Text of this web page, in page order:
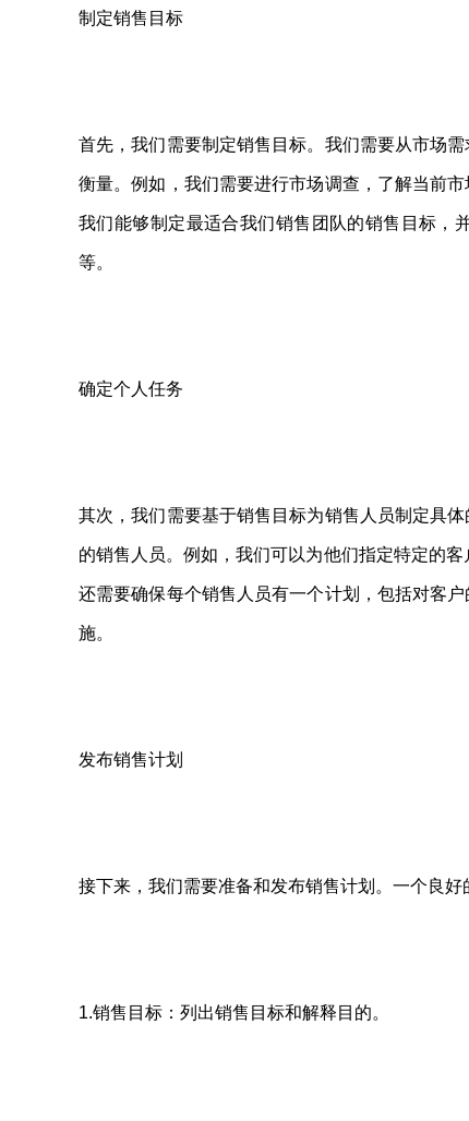
制定销售目标
首先，我们需要制定销售目标。我们需要从市场
衡量。例如，我们需要进行市场调查，了解当前
我们能够制定最适合我们销售团队的销售目标，
等。
确定个人任务
其次，我们需要基于销售目标为销售人员制定具
的销售人员。例如，我们可以为他们指定特定的
还需要确保每个销售人员有一个计划，包括对客
施。
发布销售计划
接下来，我们需要准备和发布销售计划。一个良好
1.销售目标：列出销售目标和解释目的。